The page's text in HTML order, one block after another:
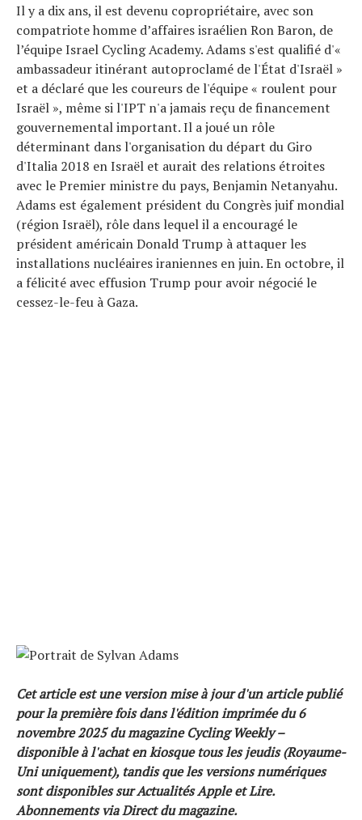
Il y a dix ans, il est devenu copropriétaire, avec son
compatriote homme d’affaires israélien Ron Baron, de
l’équipe Israel Cycling Academy. Adams s'est qualifié d'«
ambassadeur itinérant autoproclamé de l'État d'Israël »
et a déclaré que les coureurs de l'équipe « roulent pour
Israël », même si l'IPT n'a jamais reçu de financement
gouvernemental important. Il a joué un rôle
déterminant dans l'organisation du départ du Giro
d'Italia 2018 en Israël et aurait des relations étroites
avec le Premier ministre du pays, Benjamin Netanyahu.
Adams est également président du Congrès juif mondial
(région Israël), rôle dans lequel il a encouragé le
président américain Donald Trump à attaquer les
installations nucléaires iraniennes en juin. En octobre, il
a félicité avec effusion Trump pour avoir négocié le
cessez-le-feu à Gaza.
Cet article est une version mise à jour d'un article publié
pour la première fois dans l'édition imprimée du 6
novembre 2025 du magazine Cycling Weekly –
disponible à l'achat en kiosque tous les jeudis (Royaume-
Uni uniquement), tandis que les versions numériques
sont disponibles surActualités AppleetLire.
Abonnements viaDirect du magazine.